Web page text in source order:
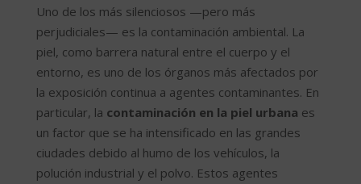
Uno de los más silenciosos —pero más
perjudiciales— es la contaminación ambiental. La
piel, como barrera natural entre el cuerpo y el
entorno, es uno de los órganos más afectados por
la exposición continua a agentes contaminantes. En
particular, la contaminación en la piel urbana es
un factor que se ha intensificado en las grandes
ciudades debido al humo de los vehículos, la
polución industrial y el polvo. Estos agentes